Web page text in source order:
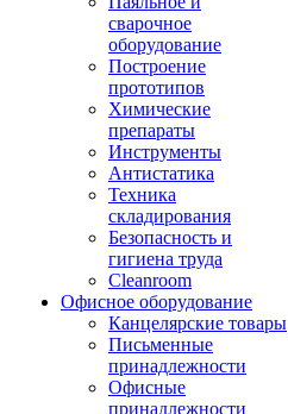
сварочное
оборудование
Построение
прототипов
Химические
препараты
Инструменты
Aнтистатика
Техника
складирования
Безопасность и
гигиена труда
Cleanroom
Офисное оборудование
Канцелярские товары
Письменные
принадлежности
Офисные
принадлежности